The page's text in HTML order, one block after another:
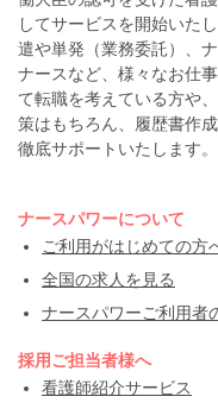
してサービスを開始いた
遣や単発（業務委託）、
ナースなど、様々なお仕
て転職を考えている方や
策はもちろん、履歴書作
徹底サポートいたします。
ナースパワーについて
ご利用がはじめての方
全国の求人を見る
ナースパワーご利用者
採用ご担当者様へ
看護師紹介サービス